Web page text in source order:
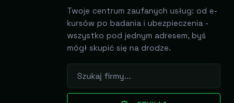
Twoje centrum zaufanych usług: od e-
kursów po badania i ubezpieczenia -
wszystko pod jednym adresem, byś
mógł skupić się na drodze.